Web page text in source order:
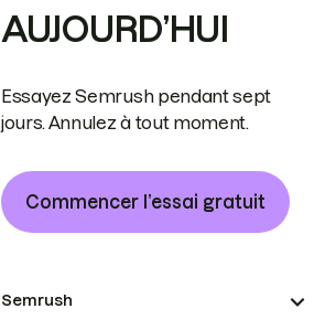
AUJOURD’HUI
Essayez Semrush pendant sept
jours. Annulez à tout moment.
Commencer l’essai gratuit
Semrush